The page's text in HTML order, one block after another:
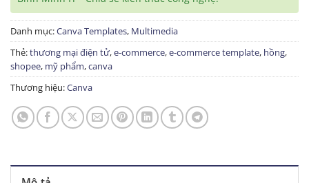
Danh mục:Canva Templates, Multimedia
Thẻ:thương mại điện tử,e-commerce,e-commerce template, hồng,
shopee, mỹ phẩm,canva
Thương hiệu:Canva